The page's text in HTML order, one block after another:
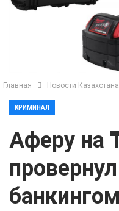
Главная Новости Казахстана
КРИМИНАЛ
Аферу на